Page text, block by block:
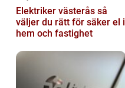
Elektriker västerås så
väljer du rätt för säker el i
hem och fastighet